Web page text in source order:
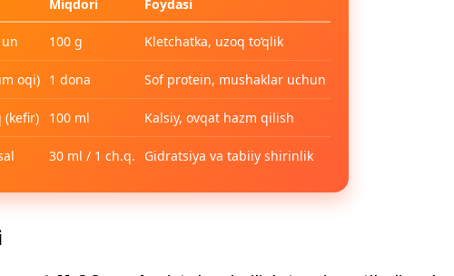
Miqdori Foydasi
100 g Kletchatka, uzoq to‘qlik
oqi) 1 dona Sof protein, mushaklar uchun
(kefir) 100 ml Kalsiy, ovqat hazm qilish
30 ml / 1 ch.q. Gidratsiya va tabiiy shirinlik